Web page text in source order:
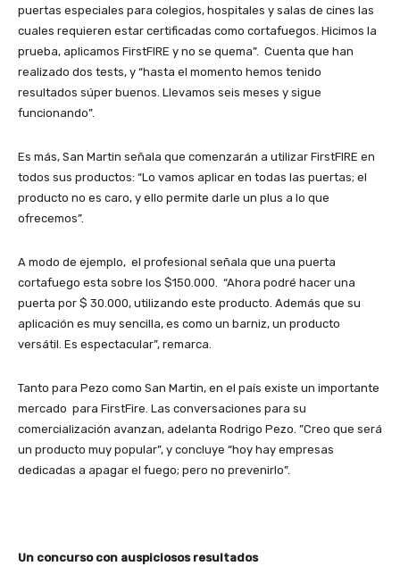
puertas especiales para colegios, hospitales y salas de cines las
cuales requieren estar certificadas como cortafuegos. Hicimos la
prueba, aplicamos FirstFIRE y no se quema”. Cuenta que han
realizado dos tests, y “hasta el momento hemos tenido
resultados súper buenos. Llevamos seis meses y sigue
funcionando”.
Es más, San Martin señala que comenzarán a utilizar FirstFIRE en
todos sus productos: “Lo vamos aplicar en todas las puertas; el
producto no es caro, y ello permite darle un plus a lo que
ofrecemos”.
A modo de ejemplo, el profesional señala que una puerta
cortafuego esta sobre los $150.000. “Ahora podré hacer una
puerta por $ 30.000, utilizando este producto. Además que su
aplicación es muy sencilla, es como un barniz, un producto
versátil. Es espectacular”, remarca.
Tanto para Pezo como San Martin, en el país existe un importante
mercado para FirstFire. Las conversaciones para su
comercialización avanzan, adelanta Rodrigo Pezo. ”Creo que será
un producto muy popular”, y concluye “hoy hay empresas
dedicadas a apagar el fuego; pero no prevenirlo”.
Un concurso con auspiciosos resultados